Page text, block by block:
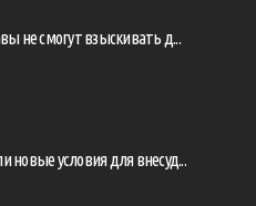
не смогут взыскивать д...
новые условия для внесуд...